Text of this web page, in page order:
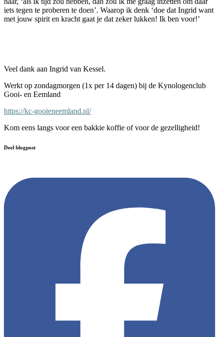
iets tegen te proberen te doen’. Waarop ik denk ‘doe dat Ingrid want
met jouw spirit en kracht gaat je dat zeker lukken! Ik ben voor!’
Veel dank aan Ingrid van Kessel.
Werkt op zondagmorgen (1x per 14 dagen) bij de Kynologenclub
Gooi- en Eemland
https://kc-gooieneemland.nl/
Kom eens langs voor een bakkie koffie of voor de gezelligheid!
Deel blogpost